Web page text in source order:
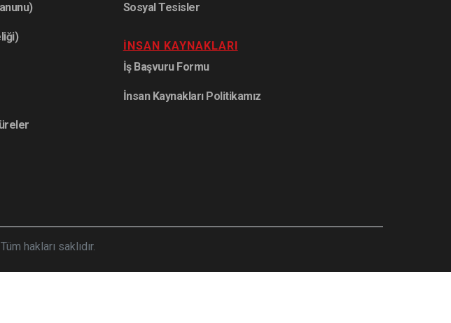
Sosyal Tesisler
İNSAN KAYNAKLARI
İş Başvuru Formu
İnsan Kaynakları Politikamız
hakları saklıdır.